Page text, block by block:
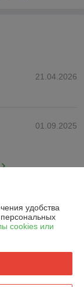
21.04.2026
01.09.2025
удобства
cookies или